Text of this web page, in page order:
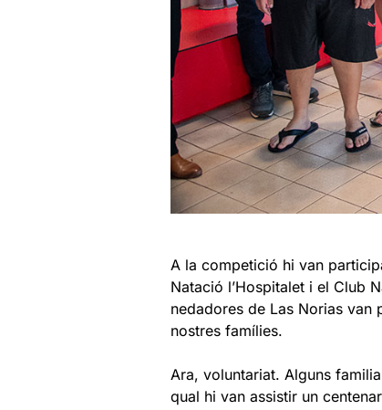
A la competició hi van
Natació l’Hospitalet i el Club
nedadores de Las Norias van
nostres famílies.
Ara, voluntariat. Alguns
qual hi van assistir un